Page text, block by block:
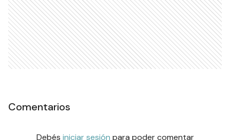
Comentarios
Debés iniciar sesión para poder comentar